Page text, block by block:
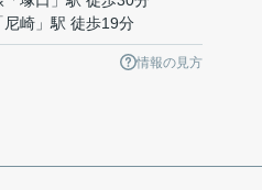
尼崎 」駅 徒歩19分
情報の見方